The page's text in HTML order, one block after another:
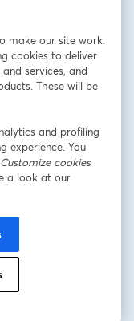
kupców i
Gwiazdki 2025 i
i zapamiętają.
na żywo!
Książki
make our site work.
cookies to deliver
services, and
These will be
and profiling
experience. You
Customize cookies
a look at our